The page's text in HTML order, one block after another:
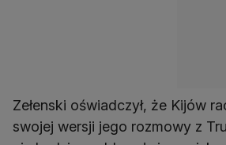
Zełenski oświadczył, że Kijów
swojej wersji jego rozmowy z